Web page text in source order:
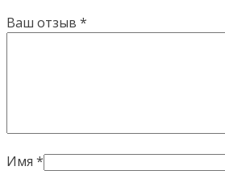
Ваш отзыв *
Имя *